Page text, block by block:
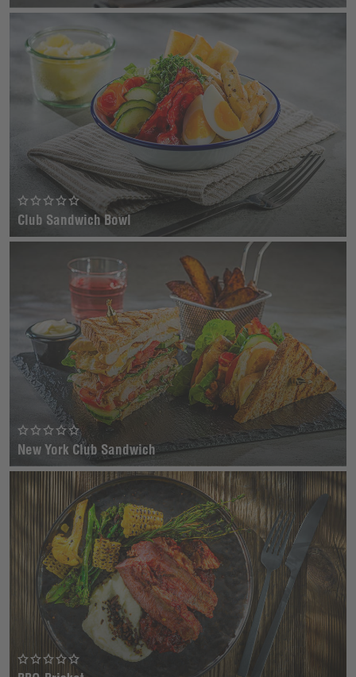
Club Sandwich Bowl
New York Club Sandwich